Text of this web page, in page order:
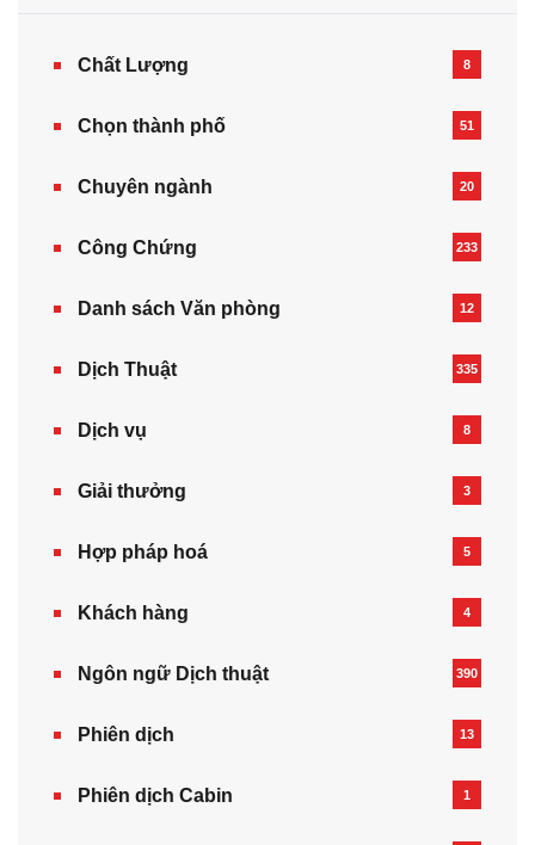
Chất Lượng 8
Chọn thành phố 51
Chuyên ngành 20
Công Chứng 233
Danh sách Văn phòng 12
Dịch Thuật 335
Dịch vụ 8
Giải thưởng 3
Hợp pháp hoá 5
Khách hàng 4
Ngôn ngữ Dịch thuật 390
Phiên dịch 13
Phiên dịch Cabin 1